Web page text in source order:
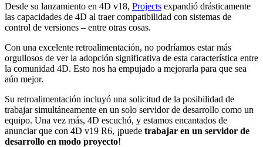
Desde su lanzamiento en 4D v18, Projects expandió drásticamente
las capacidades de 4D al traer compatibilidad con sistemas de
control de versiones – entre otras cosas.
Con una excelente retroalimentación, no podríamos estar más
orgullosos de ver la adopción significativa de esta característica entre
la comunidad 4D. Esto nos ha empujado a mejorarla para que sea
aún mejor.
Su retroalimentación incluyó una solicitud de la posibilidad de
trabajar simultáneamente en un solo servidor de desarrollo como un
equipo. Una vez más, 4D escuchó, y estamos encantados de
anunciar que con 4D v19 R6, ¡puede trabajar en un servidor de
desarrollo en modo proyecto!